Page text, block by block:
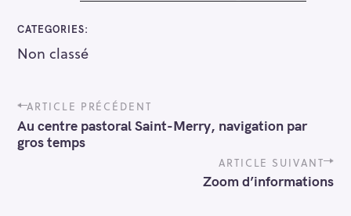
CATEGORIES
Non classé
P
o
s
t
ARTICLE PRÉCÉDENT
Au centre pastoral Saint-Merry, navigation par
gros temps
ARTICLE SUIVANT
Zoom d’informations
R
e